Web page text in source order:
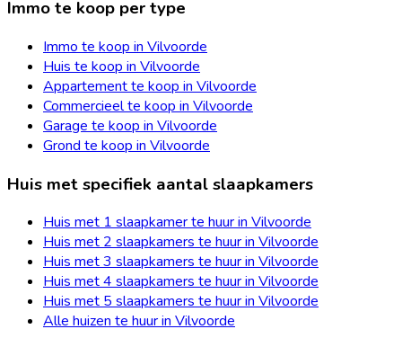
Immo te koop per type
Immo te koop in Vilvoorde
Huis te koop in Vilvoorde
Appartement te koop in Vilvoorde
Commercieel te koop in Vilvoorde
Garage te koop in Vilvoorde
Grond te koop in Vilvoorde
Huis met specifiek aantal slaapkamers
Huis met 1 slaapkamer te huur in Vilvoorde
Huis met 2 slaapkamers te huur in Vilvoorde
Huis met 3 slaapkamers te huur in Vilvoorde
Huis met 4 slaapkamers te huur in Vilvoorde
Huis met 5 slaapkamers te huur in Vilvoorde
Alle huizen te huur in Vilvoorde